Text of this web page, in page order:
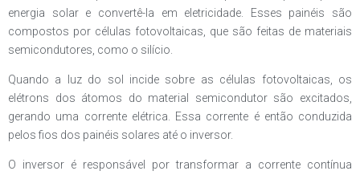
energia solar e convertê-la em eletricidade. Esses painéis são
compostos por células fotovoltaicas, que são feitas de materiais
semicondutores, como o silício.
Quando a luz do sol incide sobre as células fotovoltaicas, os
elétrons dos átomos do material semicondutor são excitados,
gerando uma corrente elétrica. Essa corrente é então conduzida
pelos fios dos painéis solares até o inversor.
O inversor é responsável por transformar a corrente contínua